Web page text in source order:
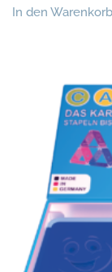
In den Warenkorb